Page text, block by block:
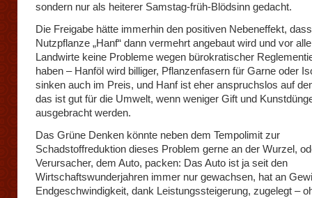
sondern nur als heiterer Samstag-früh-Blödsinn gedacht.
Die Freigabe hätte immerhin den positiven Nebeneffekt,
Nutzpflanze „Hanf“ dann vermehrt angebaut wird und vor
Landwirte keine Probleme wegen bürokratischer
haben – Hanföl wird billiger, Pflanzenfasern für Garne oder
sinken auch im Preis, und Hanf ist eher anspruchslos auf
das ist gut für die Umwelt, wenn weniger Gift und
ausgebracht werden.
Das Grüne Denken könnte neben dem Tempolimit zur
Schadstoffreduktion dieses Problem gerne an der Wurzel,
Verursacher, dem Auto, packen: Das Auto ist ja seit den
Wirtschaftswunderjahren immer nur gewachsen, hat an
Endgeschwindigkeit, dank Leistungssteigerung, zugelegt –